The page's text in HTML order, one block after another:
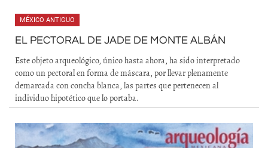
MÉXICO ANTIGUO
EL PECTORAL DE JADE DE MONTE ALBÁN
Este objeto arqueológico, único hasta ahora, ha sido interpretado
como un pectoral en forma de máscara, por llevar plenamente
demarcada con concha blanca, las partes que pertenecen al
individuo hipotético que lo portaba.